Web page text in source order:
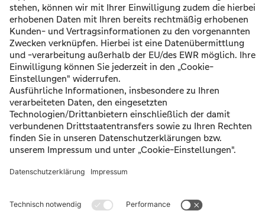
UnternehmensAuskunft bestellen.
Mit Klick auf „Hier Gutschein SUA-IMPLECO einlösen“ verlassen Sie die
Seiten der Bank und Sie werden auf eine Seite der SCHUFA Holding
AG weitergeleitet. Die Bank leitet dabei keine Informationen über Sie
als Kunde an die SCHUFA weiter.
Hier Gutschein SUA-IMPLECO einlösen